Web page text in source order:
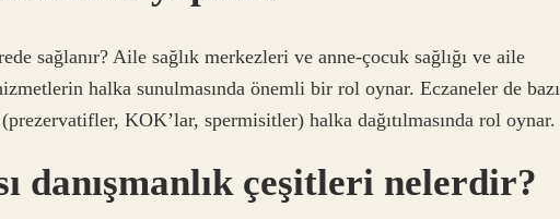
sağlanır? Aile sağlık merkezleri ve anne-çocuk sağlığı ve aile
halka sunulmasında önemli bir rol oynar. Eczaneler de bazı
KOK’lar, spermisitler) halka dağıtılmasında rol oynar.
danışmanlık çeşitleri nelerdir?